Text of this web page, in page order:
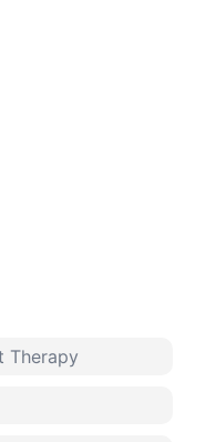
Therapy